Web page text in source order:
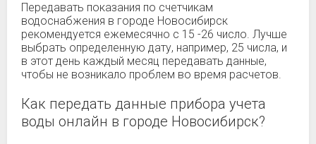
Передавать показания по счетчикам
водоснабжения в городе Новосибирск
рекомендуется ежемесячно с 15 -26 число. Лучше
выбрать определенную дату, например, 25 числа, и
в этот день каждый месяц передавать данные,
чтобы не возникало проблем во время расчетов.
Как передать данные прибора учета
воды онлайн в городе Новосибирск?